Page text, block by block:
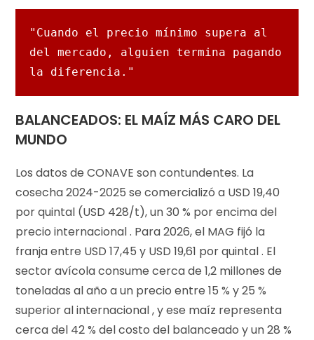
"Cuando el precio mínimo supera al
del mercado, alguien termina pagando
la diferencia."
BALANCEADOS: EL MAÍZ MÁS CARO DEL
MUNDO
Los datos de CONAVE son contundentes. La
cosecha 2024-2025 se comercializó a USD 19,40
por quintal (USD 428/t), un 30 % por encima del
precio internacional . Para 2026, el MAG fijó la
franja entre USD 17,45 y USD 19,61 por quintal . El
sector avícola consume cerca de 1,2 millones de
toneladas al año a un precio entre 15 % y 25 %
superior al internacional , y ese maíz representa
cerca del 42 % del costo del balanceado y un 28 %